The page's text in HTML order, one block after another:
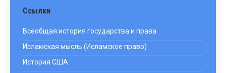
Ссылки
Всеобщая история государства и права
Исламская мысль (Исламское право)
История США